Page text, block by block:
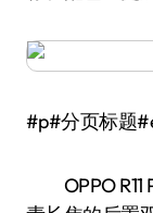
#p#分页标题
OPPO R11